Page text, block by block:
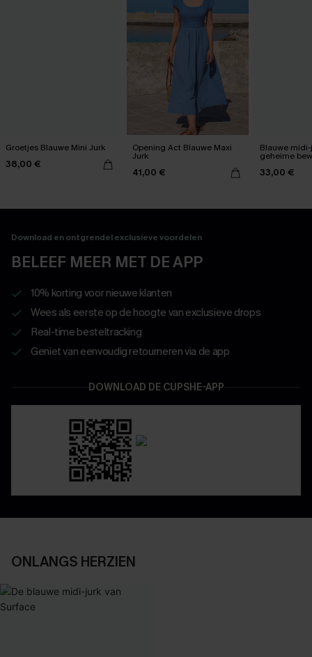
Groetjes Blauwe Mini Jurk
38,00 €
Opening Act Blauwe Maxi
Jurk
41,00 €
Blauwe
geheime
33,00 €
Download en ontgrendel exclusieve voordelen
BELEEF MEER MET DE APP
10% korting voor nieuwe klanten
Wees als eerste op de hoogte van exclusieve drops
Real-time besteltracking
Geniet van eenvoudig retourneren via de app
DOWNLOAD DE CUPSHE-APP
ONLANGS HERZIEN